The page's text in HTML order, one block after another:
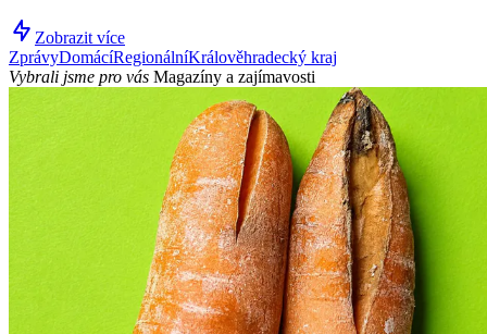
Zobrazit více
ZprávyDomácíRegionálníKrálověhradecký kraj
Vybrali jsme pro vás Magazíny a zajímavosti